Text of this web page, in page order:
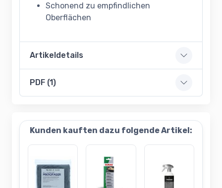
Schonend zu empfindlichen
Oberflächen
Artikeldetails
PDF (1)
Kunden kauften dazu folgende Artikel: